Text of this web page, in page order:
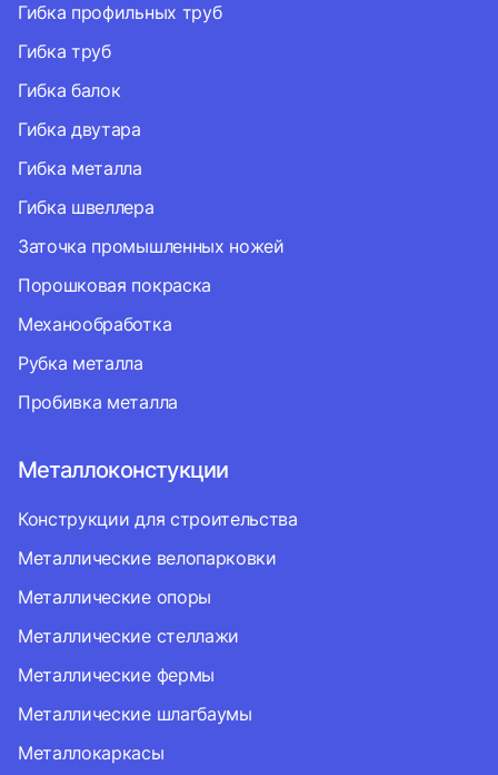
Гибка профильных труб
Гибка труб
Гибка балок
Гибка двутара
Гибка металла
Гибка швеллера
Заточка промышленных ножей
Порошковая покраска
Механообработка
Рубка металла
Пробивка металла
Металлоконстукции
Конструкции для строительства
Металлические велопарковки
Металлические опоры
Металлические стеллажи
Металлические фермы
Металлические шлагбаумы
Металлокаркасы